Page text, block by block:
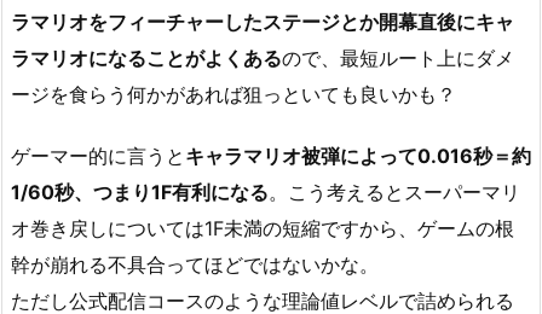
ラマリオをフィーチャーしたステージとか開幕直後にキャ
ラマリオになることがよくあるので、最短ルート上にダメ
ージを食らう何かがあれば狙っといても良いかも？
ゲーマー的に言うと キャラマリオ被弾によって0.016秒＝約
1/60秒、つまり1F有利になる。こう考えるとスーパーマリ
オ巻き戻しについては1F未満の短縮ですから、ゲームの根
幹が崩れる不具合ってほどではないかな。
ただし公式配信コースのような理論値レベルで詰められる